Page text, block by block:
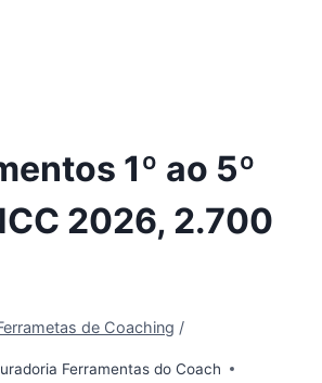
1º ao 5º
2026, 2.700
de Coaching /
Ferramentas do Coach